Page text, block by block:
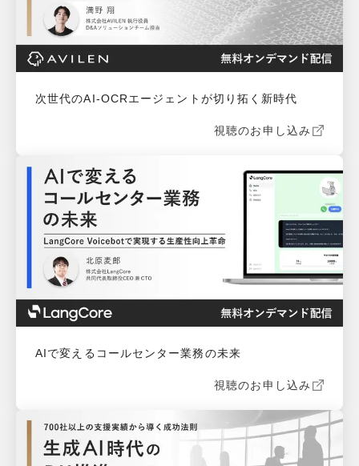
次世代のAI-OCRエージェントが切り拓く新時代
視聴のお申し込み
AIで変えるコールセンター業務の未来
視聴のお申し込み